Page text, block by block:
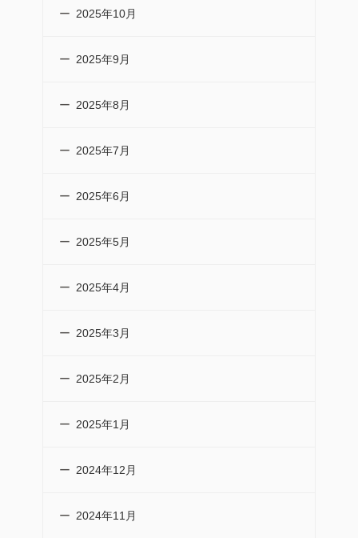
2025年10月
2025年9月
2025年8月
2025年7月
2025年6月
2025年5月
2025年4月
2025年3月
2025年2月
2025年1月
2024年12月
2024年11月